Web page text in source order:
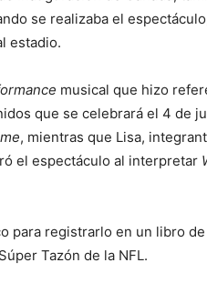
se realizaba el
estadio.
musical que hizo
que se celebrará el 4 de
, mientras que Lisa,
el espectáculo al interpretar
para registrarlo en un libro
Tazón de la NFL.